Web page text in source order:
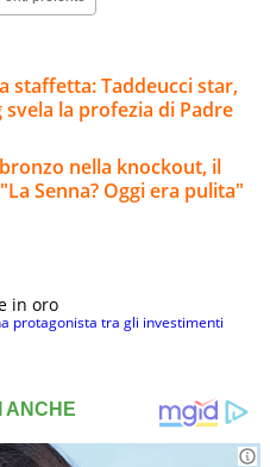
staffetta: Taddeucci star,
la profezia di Padre
nella knockout, il
Senna? Oggi era pulita"
in oro
protagonista tra gli investimenti